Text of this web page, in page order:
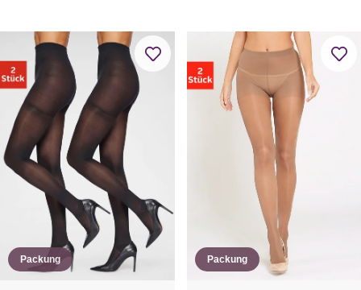
Packung Packung